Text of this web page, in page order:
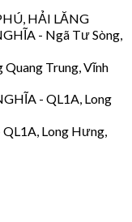
HẢI LĂNG
- Ngã Tư Sòng,
Trung, Vĩnh
- QL1A, Long
Long Hưng,